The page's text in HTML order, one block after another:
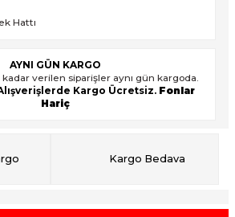
Hattı
AYNI GÜN KARGO
kadar verilen siparişler aynı gün kargoda.
Kargo Ücretsiz. Fonlar
Hariç
Kargo Bedava